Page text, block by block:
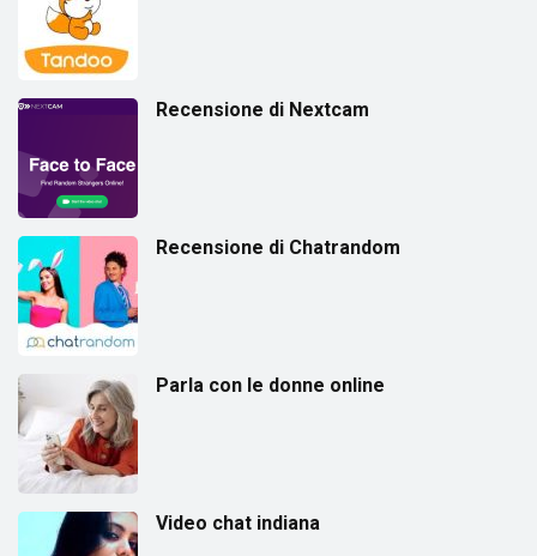
Recensione di Nextcam
Recensione di Chatrandom
Parla con le donne online
Video chat indiana